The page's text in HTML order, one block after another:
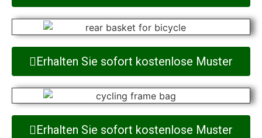
Erhalten Sie sofort kostenlose Muster
Erhalten Sie sofort kostenlose Muster